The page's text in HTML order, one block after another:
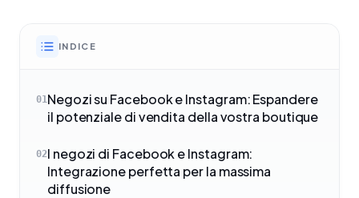
INDICE
01Negozi su Facebook e Instagram: Espandere
il potenziale di vendita della vostra boutique
02I negozi di Facebook e Instagram:
Integrazione perfetta per la massima
diffusione